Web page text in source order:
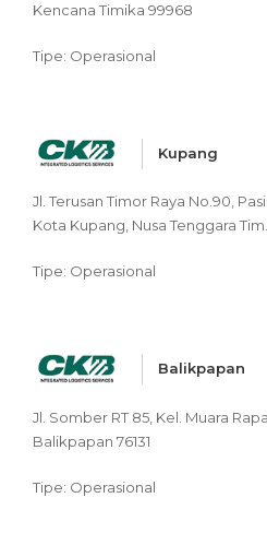
Kencana Timika 99968
Tipe: Operasional
Kupang
Jl. Terusan Timor Raya No.90,
Kota Kupang, Nusa Tenggara Tim.
Tipe: Operasional
Balikpapan
Jl. Somber RT 85, Kel. Muara
Balikpapan 76131
Tipe: Operasional